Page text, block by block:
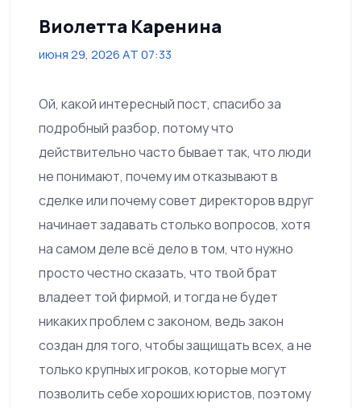
Виолетта Каренина
июня 29, 2026 AT 07:33
Ой, какой интересный пост, спасибо за
подробный разбор, потому что
действительно часто бывает так, что люди
не понимают, почему им отказывают в
сделке или почему совет директоров вдруг
начинает задавать столько вопросов, хотя
на самом деле всё дело в том, что нужно
просто честно сказать, что твой брат
владеет той фирмой, и тогда не будет
никаких проблем с законом, ведь закон
создан для того, чтобы защищать всех, а не
только крупных игроков, которые могут
позволить себе хороших юристов, поэтому